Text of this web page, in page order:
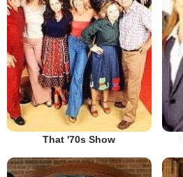
That '70s Show